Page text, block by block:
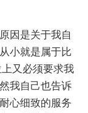
因是关于我自
小就是属于比
又必须要求我
我自己也告诉
心细致的服务